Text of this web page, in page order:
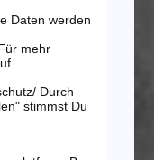
Daten werden
mehr
Durch
stimmst Du